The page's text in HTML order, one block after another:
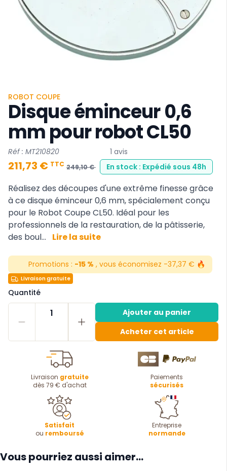
ROBOT COUPE
Disque éminceur 0,6
mm pour robot CL50
Réf : MT210820 1 avis
211,73 € TTC 249,10 € En stock : Expédié sous 48h
Réalisez des découpes d'une extrême finesse grâce
à ce disque éminceur 0,6 mm, spécialement conçu
pour le Robot Coupe CL50. Idéal pour les
professionnels de la restauration, de la pâtisserie,
des boul...
Lire la suite
Promotions : -15 % , vous économisez -37,37 € 🔥
Livraison gratuite
Quantité
1
Ajouter au panier
Acheter cet article
Livraison gratuite
dès 79 € d'achat
Paiements
sécurisés
Satisfait
ou remboursé
Entreprise
normande
Vous pourriez aussi aimer...